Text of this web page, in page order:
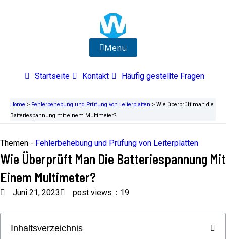
Menü
Startseite Kontakt Häufig gestellte Fragen
Home > Fehlerbehebung und Prüfung von Leiterplatten > Wie überprüft man die
Batteriespannung mit einem Multimeter?
Themen - Fehlerbehebung und Prüfung von Leiterplatten
Wie Überprüft Man Die Batteriespannung Mit
Einem Multimeter?
Juni 21, 2023 post views：19
Inhaltsverzeichnis